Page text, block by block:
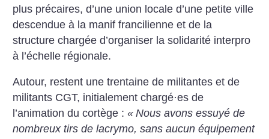
plus précaires, d’une union locale d’une petite ville
descendue à la manif francilienne et de la
structure chargée d’organiser la solidarité interpro
à l’échelle régionale.
Autour, restent une trentaine de militantes et de
militants CGT, initialement chargé·es de
l’animation du cortège :« Nous avons essuyé de
nombreux tirs de lacrymo, sans aucun équipement